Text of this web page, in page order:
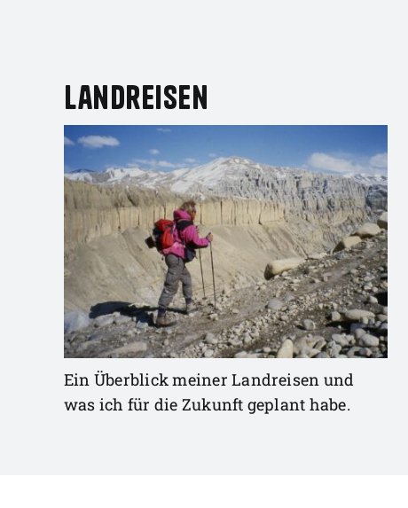
Landreisen
Ein Überblick meiner Landreisen und
was ich für die Zukunft geplant habe.